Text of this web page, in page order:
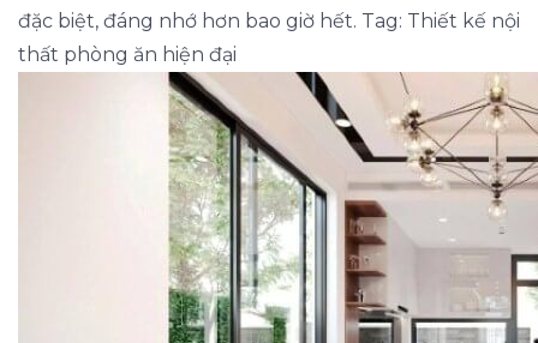
đặc biệt, đáng nhớ hơn bao giờ hết. Tag: Thiết kế nội
thất phòng ăn hiện đại